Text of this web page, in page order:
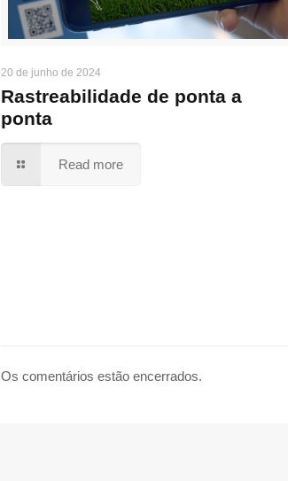
20 de junho de 2024
Rastreabilidade de ponta a
ponta
Read more
Os comentários estão encerrados.